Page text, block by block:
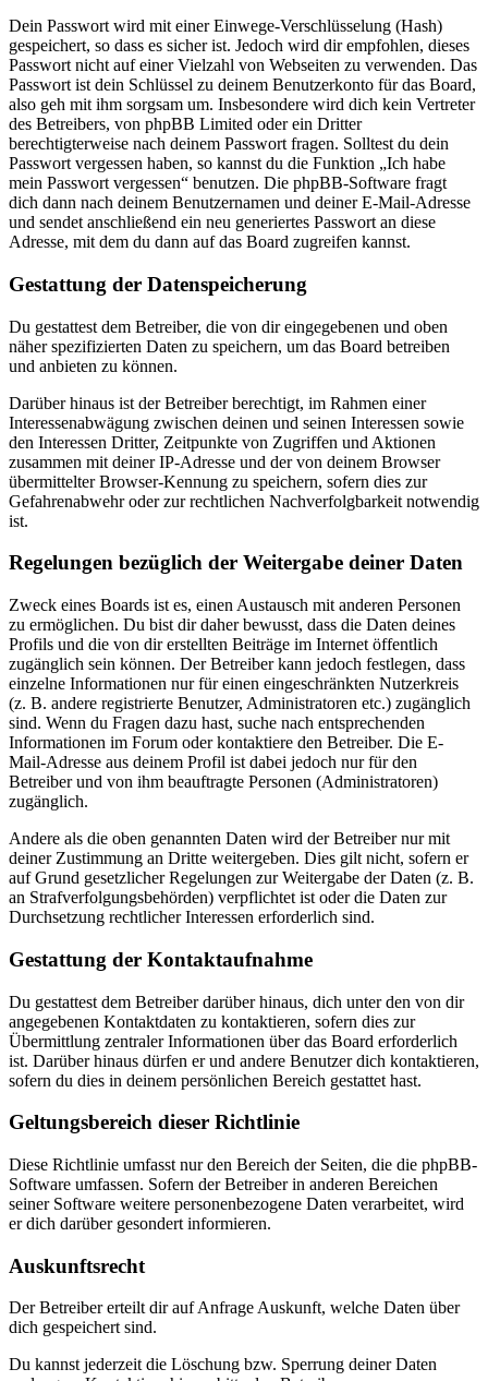
Dein Passwort wird mit einer Einwege-Verschlüsselung (Hash)
gespeichert, so dass es sicher ist. Jedoch wird dir empfohlen, dieses
Passwort nicht auf einer Vielzahl von Webseiten zu verwenden. Das
Passwort ist dein Schlüssel zu deinem Benutzerkonto für das Board,
also geh mit ihm sorgsam um. Insbesondere wird dich kein Vertreter
des Betreibers, von phpBB Limited oder ein Dritter
berechtigterweise nach deinem Passwort fragen. Solltest du dein
Passwort vergessen haben, so kannst du die Funktion „Ich habe
mein Passwort vergessen“ benutzen. Die phpBB-Software fragt
dich dann nach deinem Benutzernamen und deiner E-Mail-Adresse
und sendet anschließend ein neu generiertes Passwort an diese
Adresse, mit dem du dann auf das Board zugreifen kannst.
Gestattung der Datenspeicherung
Du gestattest dem Betreiber, die von dir eingegebenen und oben
näher spezifizierten Daten zu speichern, um das Board betreiben
und anbieten zu können.
Darüber hinaus ist der Betreiber berechtigt, im Rahmen einer
Interessenabwägung zwischen deinen und seinen Interessen sowie
den Interessen Dritter, Zeitpunkte von Zugriffen und Aktionen
zusammen mit deiner IP-Adresse und der von deinem Browser
übermittelter Browser-Kennung zu speichern, sofern dies zur
Gefahrenabwehr oder zur rechtlichen Nachverfolgbarkeit notwendig
ist.
Regelungen bezüglich der Weitergabe deiner Daten
Zweck eines Boards ist es, einen Austausch mit anderen Personen
zu ermöglichen. Du bist dir daher bewusst, dass die Daten deines
Profils und die von dir erstellten Beiträge im Internet öffentlich
zugänglich sein können. Der Betreiber kann jedoch festlegen, dass
einzelne Informationen nur für einen eingeschränkten Nutzerkreis
(z. B. andere registrierte Benutzer, Administratoren etc.) zugänglich
sind. Wenn du Fragen dazu hast, suche nach entsprechenden
Informationen im Forum oder kontaktiere den Betreiber. Die E-
Mail-Adresse aus deinem Profil ist dabei jedoch nur für den
Betreiber und von ihm beauftragte Personen (Administratoren)
zugänglich.
Andere als die oben genannten Daten wird der Betreiber nur mit
deiner Zustimmung an Dritte weitergeben. Dies gilt nicht, sofern er
auf Grund gesetzlicher Regelungen zur Weitergabe der Daten (z. B.
an Strafverfolgungsbehörden) verpflichtet ist oder die Daten zur
Durchsetzung rechtlicher Interessen erforderlich sind.
Gestattung der Kontaktaufnahme
Du gestattest dem Betreiber darüber hinaus, dich unter den von dir
angegebenen Kontaktdaten zu kontaktieren, sofern dies zur
Übermittlung zentraler Informationen über das Board erforderlich
ist. Darüber hinaus dürfen er und andere Benutzer dich kontaktieren,
sofern du dies in deinem persönlichen Bereich gestattet hast.
Geltungsbereich dieser Richtlinie
Diese Richtlinie umfasst nur den Bereich der Seiten, die die phpBB-
Software umfassen. Sofern der Betreiber in anderen Bereichen
seiner Software weitere personenbezogene Daten verarbeitet, wird
er dich darüber gesondert informieren.
Auskunftsrecht
Der Betreiber erteilt dir auf Anfrage Auskunft, welche Daten über
dich gespeichert sind.
Du kannst jederzeit die Löschung bzw. Sperrung deiner Daten